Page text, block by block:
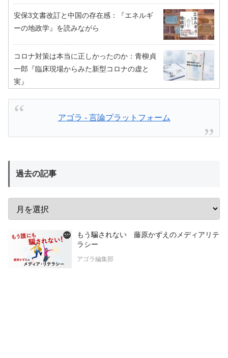
安保3文書改訂と中国の存在感：『エネルギ
ーの地政学』を読みながら
コロナ対策は本当に正しかったのか：青柳貞
一郎『臨床現場からみた新型コロナの虚と
実』
アゴラ - 言論プラットフォーム
過去の記事
もう騙されない 藤原かずえのメディアリテ
ラシー
アゴラ編集部